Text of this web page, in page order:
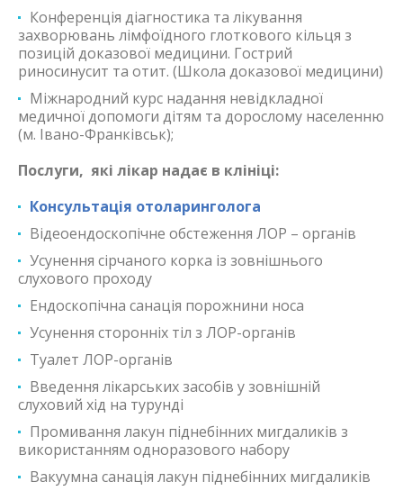
Конференція діагностика та лікування
захворювань лімфоїдного глоткового кільця з
позицій доказової медицини. Гострий
риносинусит та отит. (Школа доказової медицини)
Міжнародний курс надання невідкладної
медичної допомоги дітям та дорослому населенню
(м. Івано-Франківськ);
Послуги, які лікар надає в клініці:
Консультація отоларинголога
Відеоендоскопічне обстеження ЛОР – органів
Усунення сірчаного корка із зовнішнього
слухового проходу
Ендоскопічна санація порожнини носа
Усунення сторонніх тіл з ЛОР-органів
Туалет ЛОР-органів
Введення лікарських засобів у зовнішній
слуховий хід на турунді
Промивання лакун піднебінних мигдаликів з
використанням одноразового набору
Вакуумна санація лакун піднебінних мигдаликів